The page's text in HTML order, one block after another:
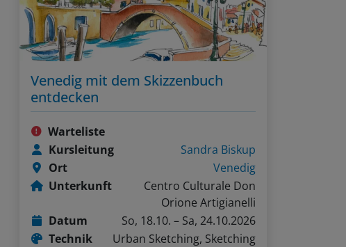
Venedig mit dem Skizzenbuch
entdecken
Warteliste
Kursleitung
Sandra Biskup
Ort
Venedig
Unterkunft
Centro Culturale Don
Orione Artigianelli
Datum
So, 18.10. – Sa, 24.10.2026
Technik
Urban Sketching, Sketching